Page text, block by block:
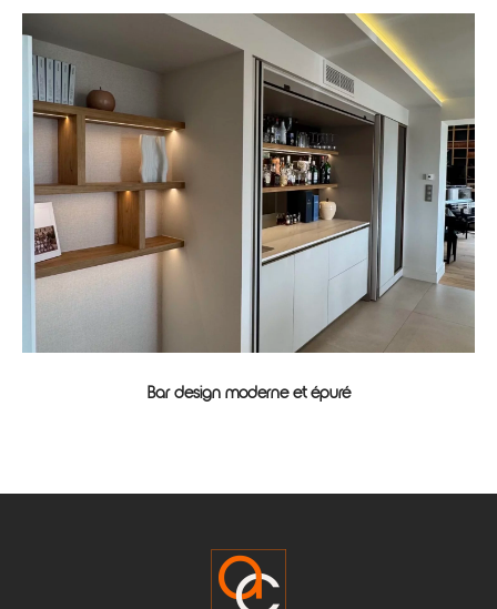
Bar design moderne et épuré